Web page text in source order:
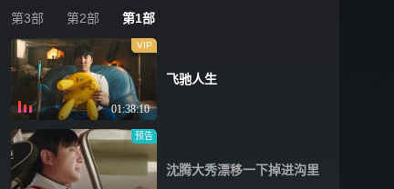
第3部 第2部 第1部
01:38:10
VIP
飞驰人生
预告
沈腾大秀漂移一下掉进沟里